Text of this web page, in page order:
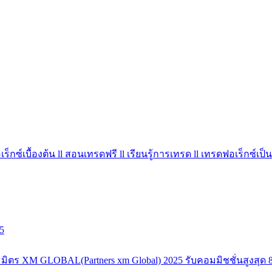
เร็กซ์เบื้องต้น ll สอนเทรดฟรี ll เรียนรู้การเทรด ll เทรดฟอเร็กซ์เป็
XM GLOBAL(Partners xm Global) 2025 รับคอมมิชชั่นสูงสุด